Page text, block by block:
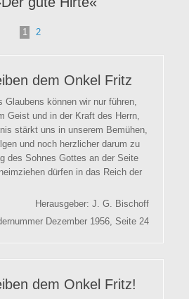
1 2
dem Onkel Fritz
Glaubens können wir nur führen,
Geist und in der Kraft des Herrn,
stärkt uns in unserem Bemühen,
und noch herzlicher darum zu
des Sohnes Gottes an der Seite
dürfen in das Reich der
Herausgeber: J. G. Bischoff
Dezember 1956, Seite 24
dem Onkel Fritz!